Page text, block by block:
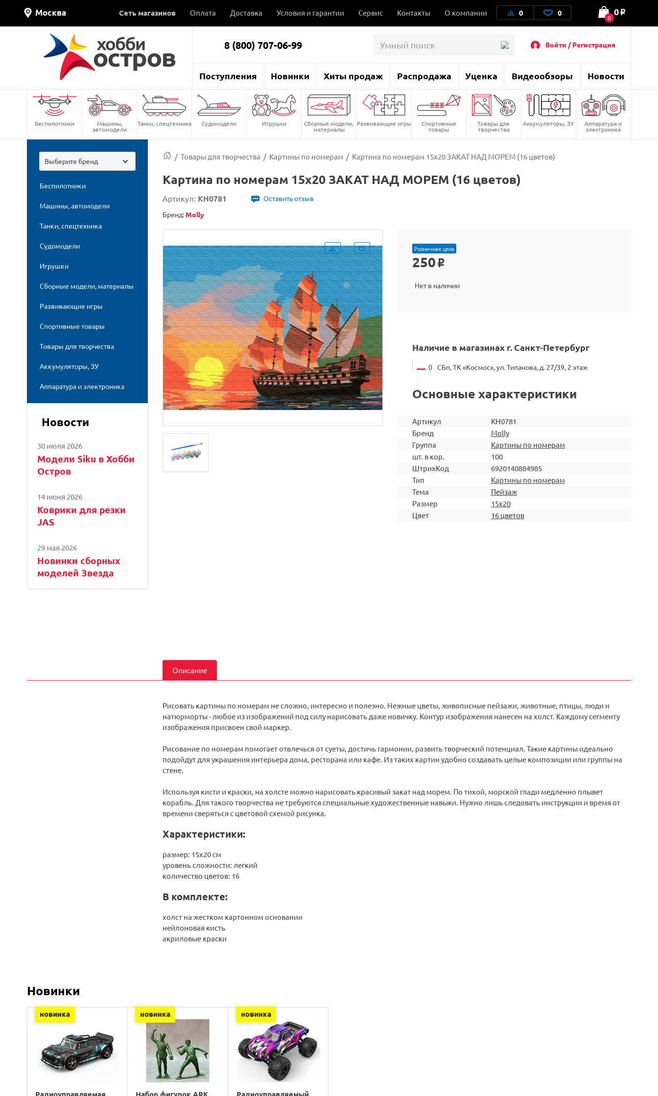
Москва Сеть магазинов Оплата Доставка Условия и гарантии Сервис Контакты О компании 0 0 0
0 o
8 (800) 707-06-99 Войти / Регистрация
Поступления Новинки Хиты продаж Распродажа Уценка Видеообзоры Новости
Беспилотники Машины,
автомодели
Танки, спецтехника Судомодели Игрушки Сборные модели,
материалы
Развивающие игры Спортивные
товары
Товары для
творчества
Аккумуляторы, ЗУ Аппаратура и
электроника
Выберите бренд
Беспилотники
Машины, автомодели
Танки, спецтехника
Судомодели
Игрушки
Сборные модели, материалы
Развивающие игры
Спортивные товары
Товары для творчества
Аккумуляторы, ЗУ
Аппаратура и электроника
Новости
30 июля 2026
Модели Siku в Хобби
Остров
14 июня 2026
Коврики для резки
JAS
29 мая 2026
Новинки сборных
моделей Звезда
/ Товары для творчества / Картины по номерам / Картина по номерам 15х20 ЗАКАТ НАД МОРЕМ (16 цветов)
Картина по номерам 15х20 ЗАКАТ НАД МОРЕМ (16 цветов)
Артикул: KH0781
Оставить отзыв
Бренд: Molly
Розничная цена
250 o
Нет в наличии
Наличие в магазинах г. Санкт-Петербург
0 СБп, ТК «Космос», ул. Типанова, д. 27/39, 2 этаж
Основные характеристики
Артикул
KH0781
Бренд
Molly
Группа
Картины по номерам
шт. в кор.
100
ШтрихКод
6920140884985
Тип
Картины по номерам
Тема
Пейзаж
Размер
15х20
Цвет
16 цветов
Описание
Рисовать картины по номерам не сложно, интересно и полезно. Нежные цветы, живописные пейзажи, животные, птицы, люди и
натюрморты - любое из изображений под силу нарисовать даже новичку. Контур изображения нанесен на холст. Каждому сегменту
изображения присвоен свой маркер.
Рисование по номерам помогает отвлечься от суеты, достичь гармонии, развить творческий потенциал. Такие картины идеально
подойдут для украшения интерьера дома, ресторана или кафе. Из таких картин удобно создавать целые композиции или группы на
стене.
Используя кисти и краски, на холсте можно нарисовать красивый закат над морем. По тихой, морской глади медленно плывет
корабль. Для такого творчества не требуются специальные художественные навыки. Нужно лишь следовать инструкции и время от
времени сверяться с цветовой схемой рисунка.
Характеристики:
размер: 15х20 см
уровень сложности: легкий
количество цветов: 16
В комплекте:
холст на жестком картонном основании
нейлоновая кисть
акриловые краски
Новинки
новинка
Радиоуправляемая
новинка
Набор фигурок ARK
новинка
Радиоуправляемый